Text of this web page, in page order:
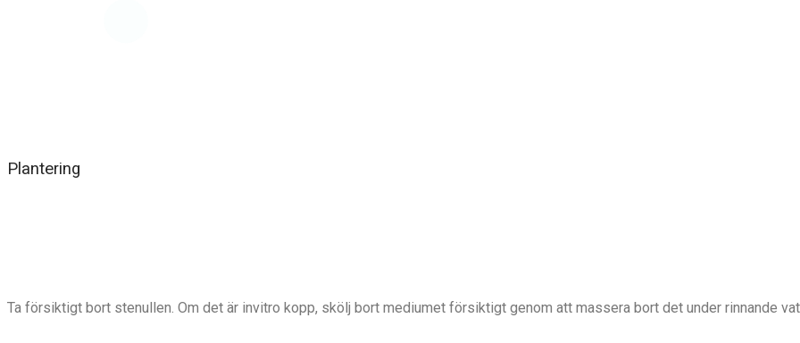
Plantering
Ta försiktigt bort stenullen. Om det är invitro kopp, skölj bort mediumet försiktigt genom att massera bort det under rinnande